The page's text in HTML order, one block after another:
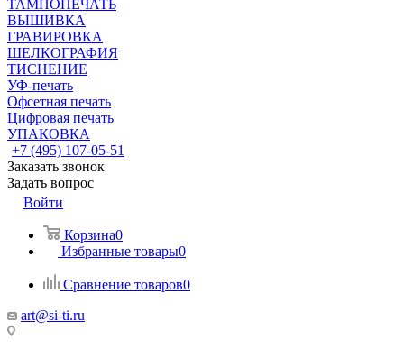
ТАМПОПЕЧАТЬ
ВЫШИВКА
ГРАВИРОВКА
ШЕЛКОГРАФИЯ
ТИСНЕНИЕ
УФ-печать
Офсетная печать
Цифровая печать
УПАКОВКА
+7 (495) 107-05-51
Заказать звонок
Задать вопрос
Войти
Корзина0
Избранные товары0
Сравнение товаров0
art@si-ti.ru